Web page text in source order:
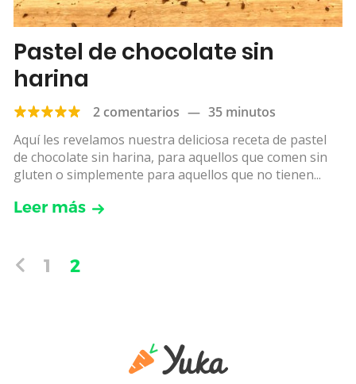
Pastel de chocolate sin
harina
2 comentarios — 35 minutos
Aquí les revelamos nuestra deliciosa receta de pastel
de chocolate sin harina, para aquellos que comen sin
gluten o simplemente para aquellos que no tienen...
Leer más
1 2